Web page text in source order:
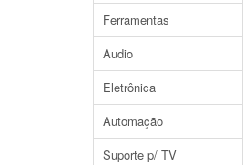
Ferramentas
Audio
Eletrônica
Automação
Suporte p/ TV